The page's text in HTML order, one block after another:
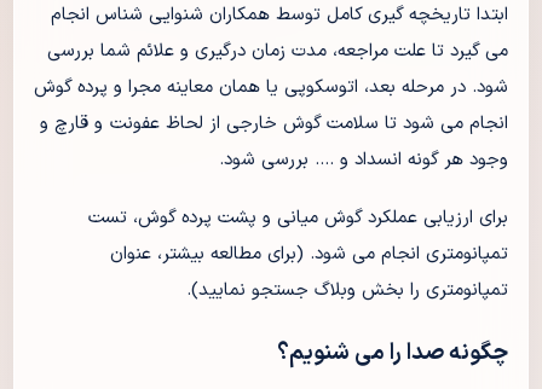
ابتدا تاریخچه گیری کامل توسط همکاران شنوایی شناس انجام
می گیرد تا علت مراجعه، مدت زمان درگیری و علائم شما بررسی
شود. در مرحله بعد، اتوسکوپی یا همان معاینه مجرا و پرده گوش
انجام می شود تا سلامت گوش خارجی از لحاظ عفونت و قارچ و
وجود هر گونه انسداد و …. بررسی شود.
برای ارزیابی عملکرد گوش میانی و پشت پرده گوش، تست
تمپانومتری انجام می شود. (برای مطالعه بیشتر، عنوان
تمپانومتری را بخش وبلاگ جستجو نمایید).
چگونه صدا را می شنویم؟